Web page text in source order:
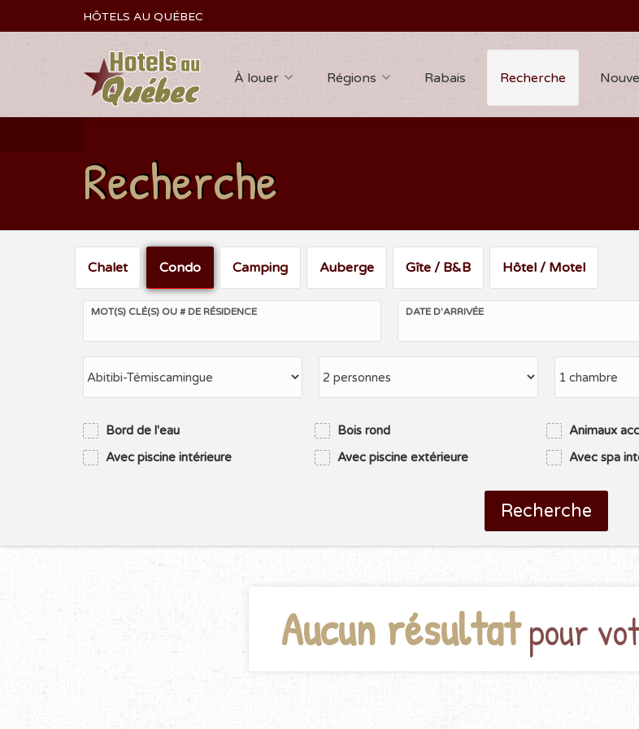
HÔTELS AU QUÉBEC
À louer Régions Rabais Recherche
Recherche
Chalet Condo Camping Auberge Gîte / B&B Hôtel / Motel
MOT(S) CLÉ(S) OU # DE RÉSIDENCE DATE D'ARRIVÉE
Bord de l'eau Bois rond Animaux
Avec piscine intérieure
Avec piscine extérieure Avec spa
Recherche
Aucun résultatpour